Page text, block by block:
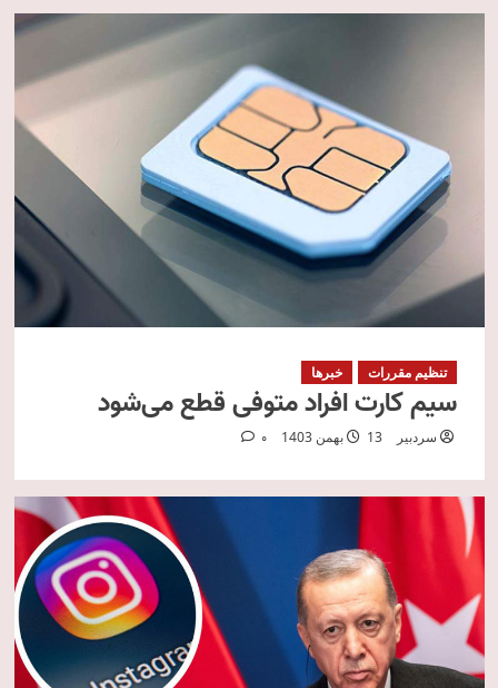
تنظیم مقررات خبرها
سیم‌ کارت‌ افراد متوفی قطع می‌شود
سردبیر 13 بهمن 1403 0